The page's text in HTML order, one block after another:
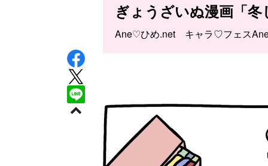
ぎょうざいぬ漫画「冬
Ane♡ひめ.net キャラ♡フェス